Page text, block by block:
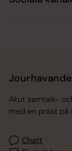
Akut samtals-
med en präst på
Chatt